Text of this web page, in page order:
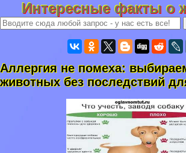
Интересные факты
Аллергия не помеха:
животных без последствий